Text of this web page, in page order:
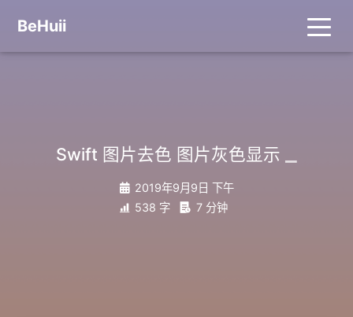
BeHuii
Swift 图片去色 图片灰色显示
2019年9月9日 下午
538 字
7 分钟